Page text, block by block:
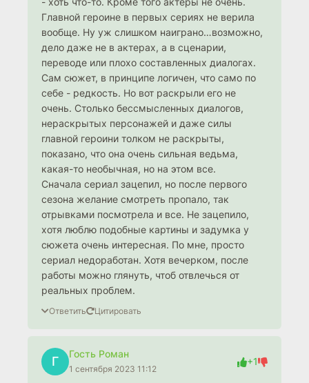
Главной героине в первых сериях не верила
вообще. Ну уж слишком наиграно…возможно,
дело даже не в актерах, а в сценарии,
переводе или плохо составленных диалогах.
Сам сюжет, в принципе логичен, что само по
себе - редкость. Но вот раскрыли его не
очень. Столько бессмысленных диалогов,
нераскрытых персонажей и даже силы
главной героини толком не раскрыты,
показано, что она очень сильная ведьма,
какая-то необычная, но на этом все.
Сначала сериал зацепил, но после первого
сезона желание смотреть пропало, так
отрывками посмотрела и все. Не зацепило,
хотя люблю подобные картины и задумка у
сюжета очень интересная. По мне, просто
сериал недоработан. Хотя вечерком, после
работы можно глянуть, чтоб отвлечься от
реальных проблем.
Ответить Цитировать
Г
Гость Роман
1 сентября 2023 11:12
+1